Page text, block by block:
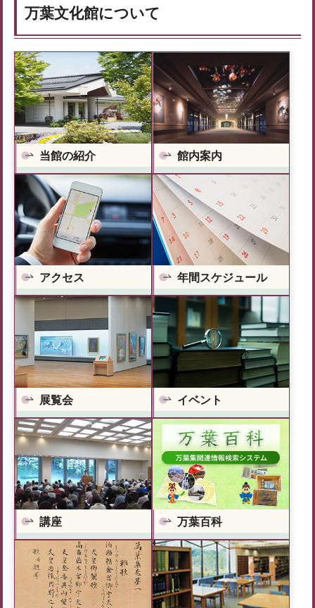
万葉文化館について
当館の紹介 館内案内
アクセス 年間スケジュール
展覧会 イベント
講座 万葉百科